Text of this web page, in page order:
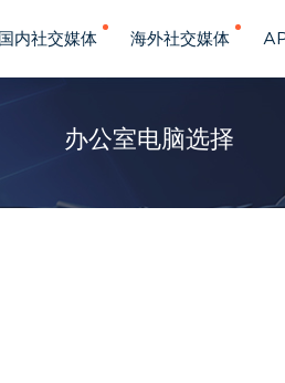
国内社交媒体 海外社交媒体
办公室电脑选择